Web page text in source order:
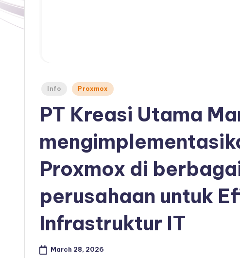
Posted
Info Proxmox
PT Kreasi Utama
Proxmox di
perusahaan untuk
Infrastruktur IT
March 28, 2026